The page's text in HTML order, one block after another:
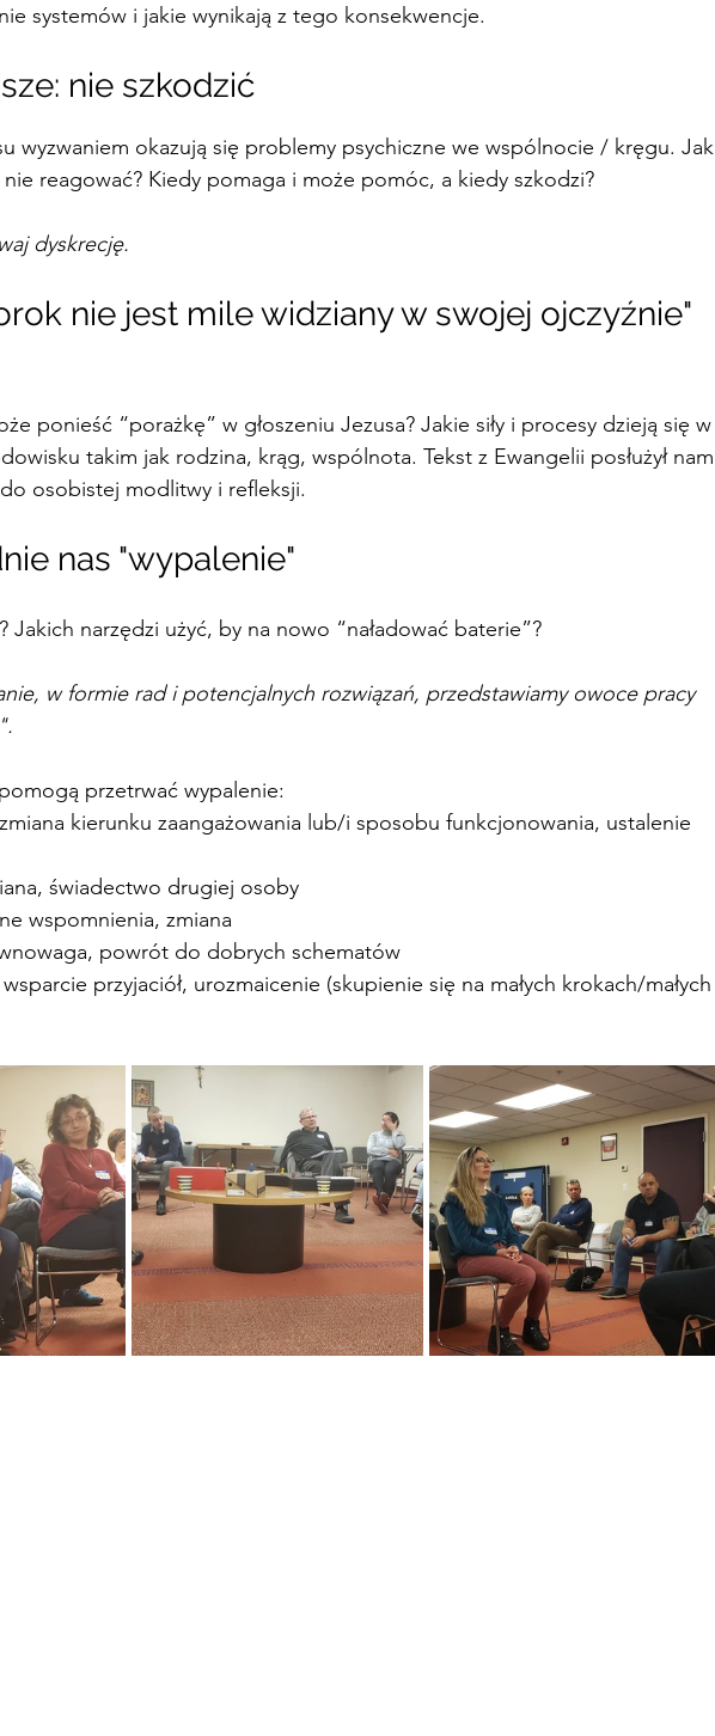
systemów i jakie wynikają z tego konsekwencje.
nie szkodzić
wyzwaniem okazują się problemy psychiczne we wspólnocie / kręgu. Jak
reagować? Kiedy pomaga i może pomóc, a kiedy szkodzi?
dyskrecję.
ponieść “porażkę” w głoszeniu Jezusa? Jakie siły i procesy dzieją się w
takim jak rodzina, krąg, wspólnota. Tekst z Ewangelii posłużył nam
osobistej modlitwy i refleksji.
nas "wypalenie"
Jakich narzędzi użyć, by na nowo “naładować baterie”?
w formie rad i potencjalnych rozwiązań, przedstawiamy owoce pracy
przetrwać wypalenie:
kierunku zaangażowania lub/i sposobu funkcjonowania, ustalenie
świadectwo drugiej osoby
wspomnienia, zmiana
powrót do dobrych schematów
przyjaciół, urozmaicenie (skupienie się na małych krokach/małych